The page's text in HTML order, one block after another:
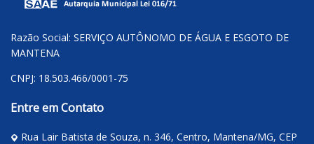
Razão Social: SERVIÇO AUTÔNOMO DE ÁGUA E ESGOTO DE
MANTENA
CNPJ: 18.503.466/0001-75
Entre em Contato
Rua Lair Batista de Souza, n. 346, Centro, Mantena/MG, CEP